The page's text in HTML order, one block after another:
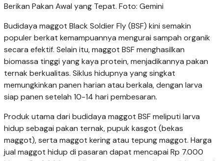
Berikan Pakan Awal yang Tepat. Foto: Gemini
Budidaya maggot Black Soldier Fly (BSF) kini semakin
populer berkat kemampuannya mengurai sampah organik
secara efektif. Selain itu, maggot BSF menghasilkan
biomassa tinggi yang kaya protein, menjadikannya pakan
ternak berkualitas. Siklus hidupnya yang singkat
memungkinkan panen harian atau berkala, dengan larva
siap panen setelah 10-14 hari pembesaran.
Produk utama dari budidaya maggot BSF meliputi larva
hidup sebagai pakan ternak, pupuk kasgot (bekas
maggot), serta maggot kering atau tepung maggot. Harga
jual maggot hidup di pasaran dapat mencapai Rp 7.000